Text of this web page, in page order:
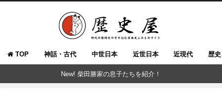
TOP 神話・古代 中世日本 近世日本 近現代 歴
New! 柴田勝家の息子たちを紹介！